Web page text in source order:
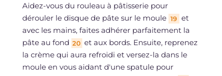
Aidez-vous du rouleau à pâtisserie pour
dérouler le disque de pâte sur le moule 19 et
avec les mains, faites adhérer parfaitement la
pâte au fond 20 et aux bords. Ensuite, reprenez
la crème qui aura refroidi et versez-la dans le
moule en vous aidant d'une spatule pour